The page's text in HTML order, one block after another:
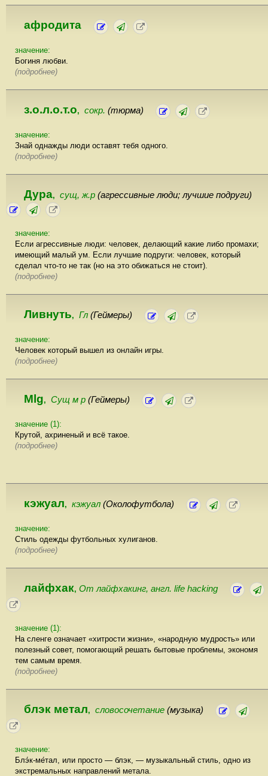
афродита
значение:
Богиня любви.
(подробнее)
з.о.л.о.т.о, сокр. (тюрма)
значение:
Знай однажды люди оставят тебя одного.
(подробнее)
Дура, сущ, ж.р (агрессивные люди; лучшие подруги)
значение:
Если агрессивные люди: человек, делающий какие либо промахи;
имеющий малый ум. Если лучшие подруги: человек, который
сделал что-то не так (но на это обижаться не стоит).
(подробнее)
Ливнуть, Гл (Геймеры)
значение:
Человек который вышел из онлайн игры.
(подробнее)
Mlg, Сущ м р (Геймеры)
значение (1):
Крутой, ахриненый и всё такое.
(подробнее)
кэжуал, кэжуал (Околофутбола)
значение:
Стиль одежды футбольных хулиганов.
(подробнее)
лайфхак, От лайфхакинг, англ. life hacking
значение (1):
На сленге означает «хитрости жизни», «народную мудрость» или
полезный совет, помогающий решать бытовые проблемы, экономя
тем самым время.
(подробнее)
блэк метал, словосочетание (музыка)
значение:
Блэ́к-ме́тал, или просто — блэк, — музыкальный стиль, одно из
экстремальных направлений метала.